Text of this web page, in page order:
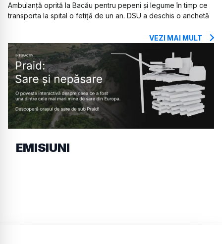
Ambulanță oprită la Bacău pentru pepeni și legume în timp ce
transporta la spital o fetiță de un an. DSU a deschis o anchetă
VEZI MAI MULT
EMISIUNI